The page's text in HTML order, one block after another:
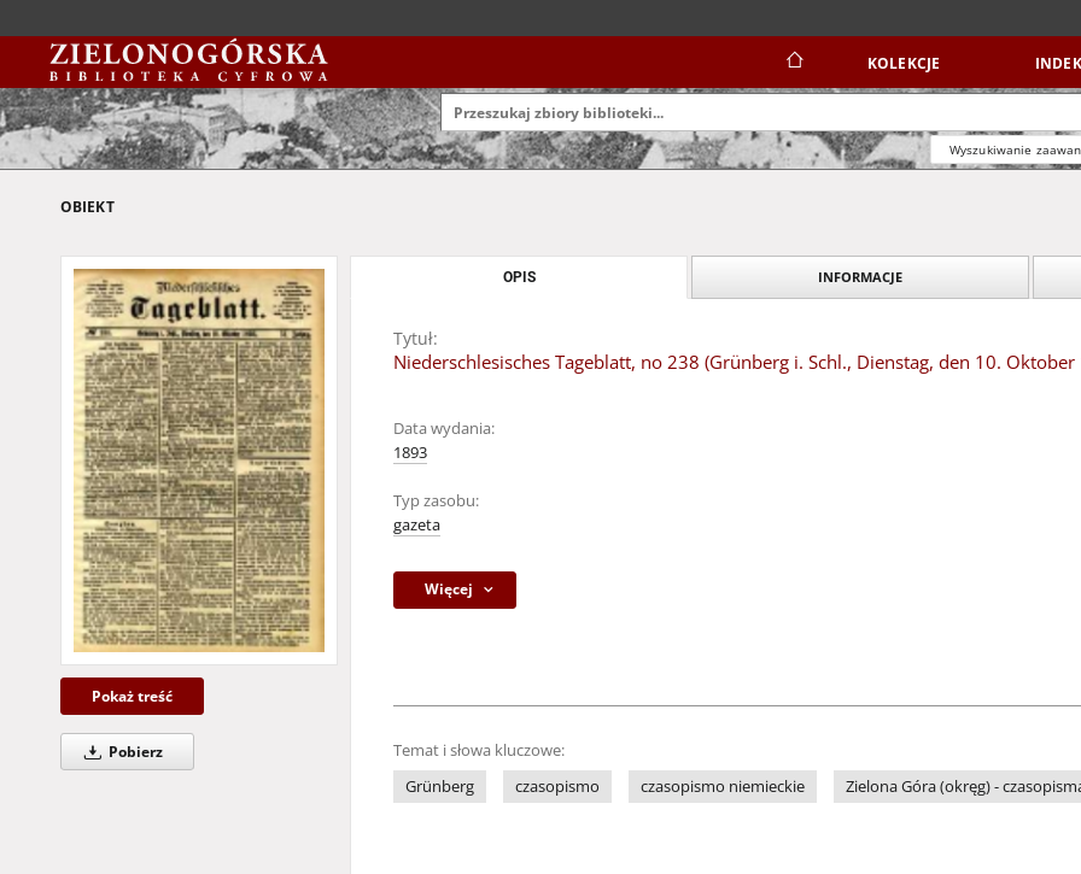
KOLEKCJE
Wyszukiwanie
OBIEKT
Pokaż treść
Pobierz
OPIS INFORMACJE
Tytuł:
Niederschlesisches Tageblatt, no 238 (Grünberg i. Schl., Dienstag, den 10.
Data wydania:
1893
Typ zasobu:
gazeta
Więcej
Temat i słowa kluczowe:
Grünberg
czasopismo czasopismo niemieckie Zielona Góra (okręg) -